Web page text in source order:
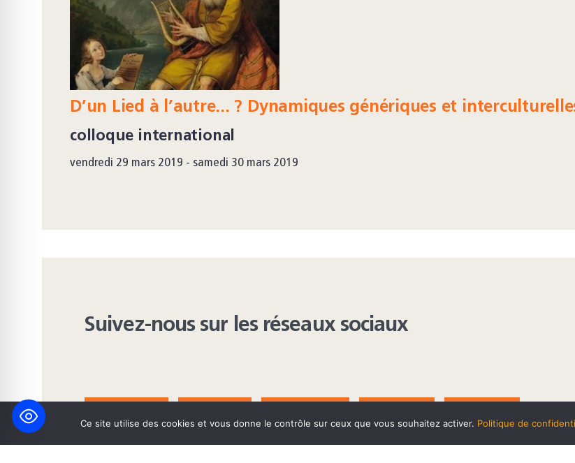
D’un Lied à l’autre... ? Dynamiques génériques et
colloque international
vendredi 29 mars 2019 - samedi 30 mars 2019
Suivez-nous sur les réseaux sociaux
Ce site utilise des cookies et vous donne le contrôle sur ceux que vous souhaitez activer. Politique de